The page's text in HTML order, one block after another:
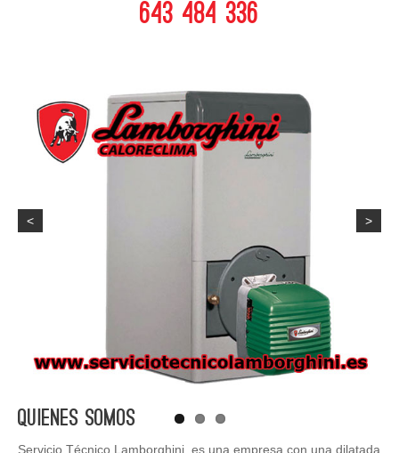
643 484 336
< >
Quienes Somos
Servicio Técnico Lamborghini, es una empresa con una dilatada